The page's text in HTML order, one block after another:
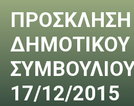
ΠΡΟΣΚΛΗΣΗ
ΔΗΜΟΤΙΚΟΥ
17/12/2015